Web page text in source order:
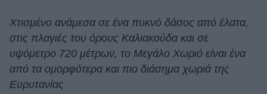
Living
Deco
Χτισμένο ανάμεσα σε ένα πυκνό δάσος από έλατα,
στις πλαγιές του όρους Καλιακούδα και σε
υψόμετρο 720 μέτρων, το Μεγάλο Χωριό είναι ένα
από τα ομορφότερα και πιο διάσημα χωριά της
Ευρυτανίας